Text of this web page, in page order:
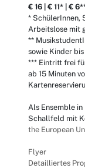
€ 16 | € 11* | €
* SchülerInnen,
Arbeitslose mit
**
sowie Kinder bis
*** Eintritt frei
ab 15 Minuten
Als Ensemble
Schallfeld mit
the European
Flyer
Detailliertes